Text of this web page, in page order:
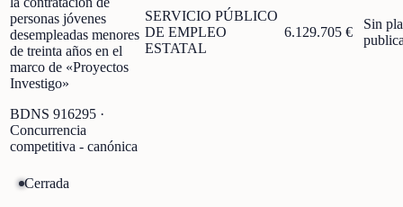
personas jóvenes
desempleadas menores
de treinta años en el
marco de «Proyectos
Investigo»
BDNS 916295 ·
Concurrencia
competitiva - canónica
SERVICIO PÚBLICO
DE EMPLEO
ESTATAL
6.129.705 €
Sin
Cerrada